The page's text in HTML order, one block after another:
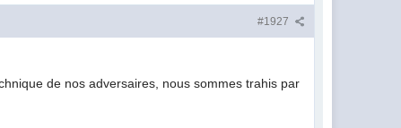
#1927
de nos adversaires, nous sommes trahis par